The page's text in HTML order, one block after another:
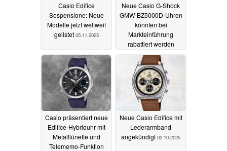
Casio Edifice
Sospensione: Neue
Modelle jetzt weltweit
gelistet 05.11.2025
Neue Casio G-Shock
GMW-BZ5000D-Uhren
könnten bei
Markteinführung
rabattiert werden
29.10.2025
Casio präsentiert neue
Edifice-Hybriduhr mit
Metalllünette und
Telememo-Funktion
Neue Casio Edifice mit
Lederarmband
angekündigt 02.10.2025